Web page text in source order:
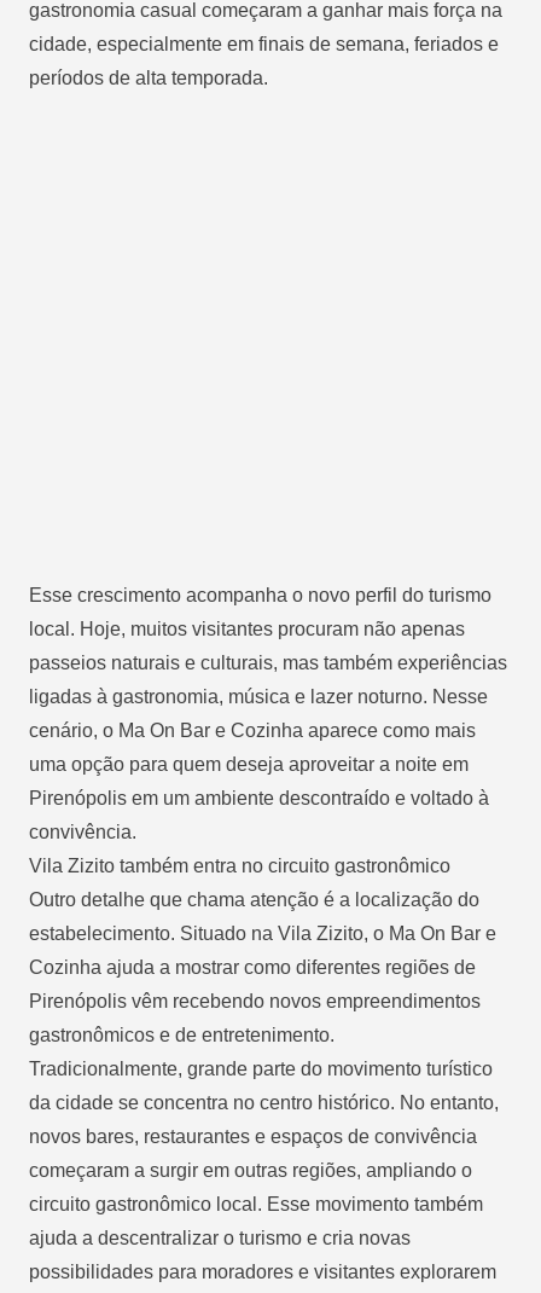
gastronomia casual começaram a ganhar mais força na
cidade, especialmente em finais de semana, feriados e
períodos de alta temporada.
Esse crescimento acompanha o novo perfil do turismo
local. Hoje, muitos visitantes procuram não apenas
passeios naturais e culturais, mas também experiências
ligadas à gastronomia, música e lazer noturno. Nesse
cenário, o Ma On Bar e Cozinha aparece como mais
uma opção para quem deseja aproveitar a noite em
Pirenópolis em um ambiente descontraído e voltado à
convivência.
Vila Zizito também entra no circuito gastronômico
Outro detalhe que chama atenção é a localização do
estabelecimento. Situado na Vila Zizito, o Ma On Bar e
Cozinha ajuda a mostrar como diferentes regiões de
Pirenópolis vêm recebendo novos empreendimentos
gastronômicos e de entretenimento.
Tradicionalmente, grande parte do movimento turístico
da cidade se concentra no centro histórico. No entanto,
novos bares, restaurantes e espaços de convivência
começaram a surgir em outras regiões, ampliando o
circuito gastronômico local. Esse movimento também
ajuda a descentralizar o turismo e cria novas
possibilidades para moradores e visitantes explorarem